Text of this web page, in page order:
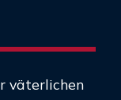
väterlichen